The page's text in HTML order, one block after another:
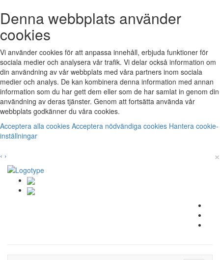
Denna webbplats använder
cookies
Vi använder cookies för att anpassa innehåll, erbjuda funktioner för
sociala medier och analysera vår trafik. Vi delar också information om
din användning av vår webbplats med våra partners inom sociala
medier och analys. De kan kombinera denna information med annan
information som du har gett dem eller som de har samlat in genom din
användning av deras tjänster. Genom att fortsätta använda vår
webbplats godkänner du våra cookies.
Acceptera alla cookies Acceptera nödvändiga cookies Hantera cookie-
inställningar
‹ › ×